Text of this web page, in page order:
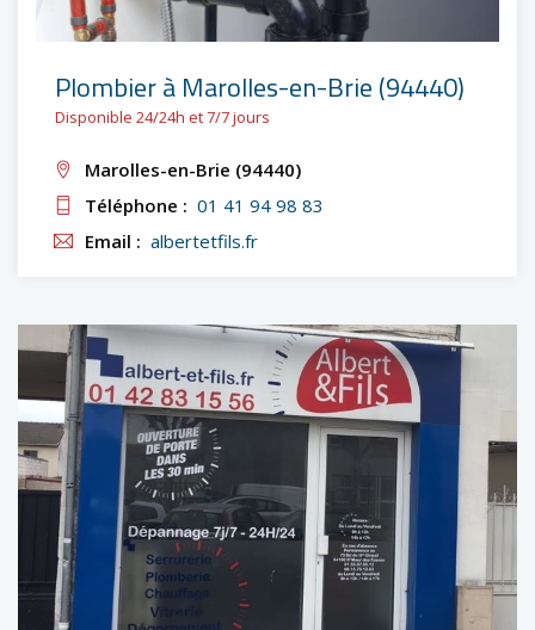
Plombier à Marolles-en-Brie (94440)
Disponible 24/24h et 7/7 jours
Marolles-en-Brie (94440)
Téléphone : 01 41 94 98 83
Email : albertetfils.fr